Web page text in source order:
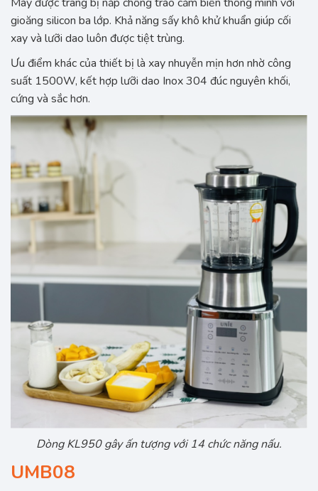
gioăng silicon ba lớp. Khả năng sấy khô khử khuẩn giúp cối
xay và lưỡi dao luôn được tiệt trùng.
Ưu điểm khác của thiết bị là xay nhuyễn mịn hơn nhờ công
suất 1500W, kết hợp lưỡi dao Inox 304 đúc nguyên khối,
cứng và sắc hơn.
Dòng KL950 gây ấn tượng với 14 chức năng nấu.
UMB08